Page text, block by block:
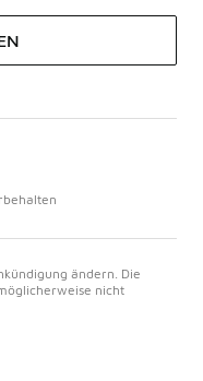
ändern. Die
nicht